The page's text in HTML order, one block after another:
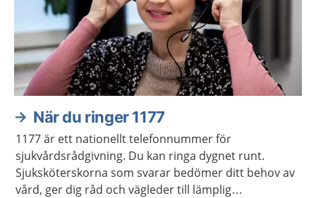
När du ringer 1177
1177 är ett nationellt telefonnummer för
sjukvårdsrådgivning. Du kan ringa dygnet runt.
Sjuksköterskorna som svarar bedömer ditt behov av
vård, ger dig råd och vägleder till lämplig